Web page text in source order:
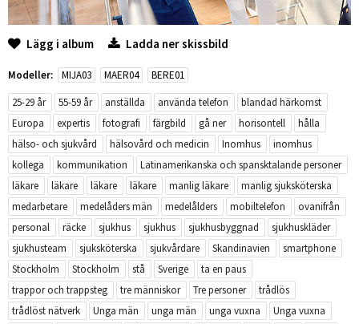
Lägg i album Ladda ner skissbild
Modeller: MIJA03 MAER04
BERE01
25-29 år
55-59 år anställda använda telefon
blandad härkomst
Europa
expertis fotografi färgbild gå ner horisontell
hålla
hälso- och sjukvård
hälsovård och medicin Inomhus
inomhus
kollega
kommunikation
Latinamerikanska och spansktalande personer
läkare
läkare läkare läkare manlig läkare
manlig sjuksköterska
medarbetare
medelåders män medelålders mobiltelefon
ovanifrån
personal
räcke sjukhus sjukhus sjukhusbyggnad
sjukhuskläder
sjukhusteam
sjuksköterska sjukvårdare Skandinavien
smartphone
Stockholm
Stockholm stå Sverige
ta en paus
trappor och trappsteg
tre människor Tre personer
trådlös
trådlöst nätverk
Unga män unga män unga vuxna
Unga vuxna